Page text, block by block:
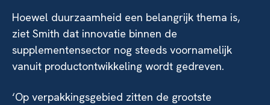
Hoewel duurzaamheid een belangrijk thema is,
ziet Smith dat innovatie binnen de
supplementensector nog steeds voornamelijk
vanuit productontwikkeling wordt gedreven.
‘Op verpakkingsgebied zitten de grootste